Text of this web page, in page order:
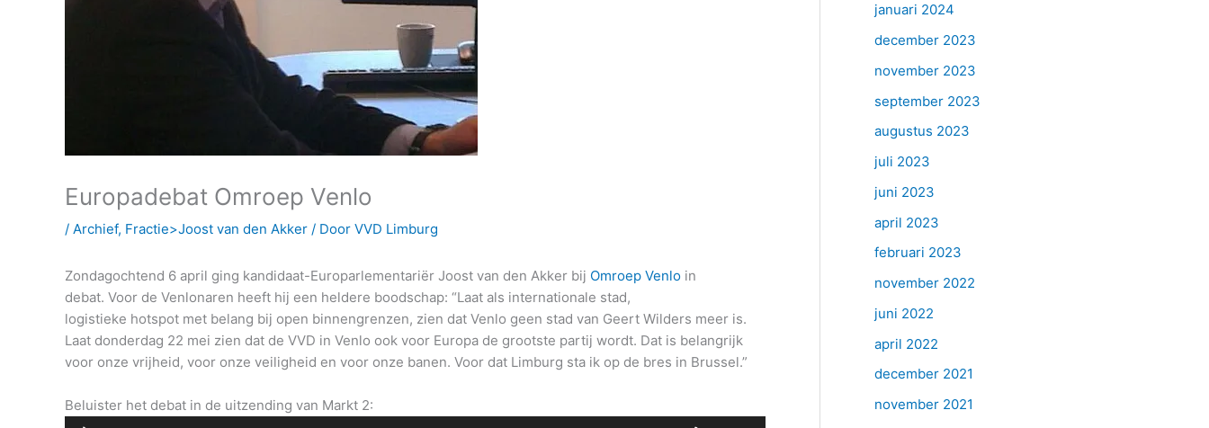
Europadebat Omroep Venlo
/ Archief, Fractie>Joost van den Akker / Door VVD Limburg
Zondagochtend 6 april ging kandidaat-Europarlementariër Joost van den Akker bij Omroep Venlo in
debat. Voor de Venlonaren heeft hij een heldere boodschap: “Laat als internationale stad,
logistieke hotspot met belang bij open binnengrenzen, zien dat Venlo geen stad van Geert Wilders meer is.
Laat donderdag 22 mei zien dat de VVD in Venlo ook voor Europa de grootste partij wordt. Dat is belangrijk
voor onze vrijheid, voor onze veiligheid en voor onze banen. Voor dat Limburg sta ik op de bres in Brussel.”
Beluister het debat in de uitzending van Markt 2:
januari 2024
december 2023
november 2023
september 2023
augustus 2023
juli 2023
juni 2023
april 2023
februari 2023
november 2022
juni 2022
april 2022
december 2021
november 2021